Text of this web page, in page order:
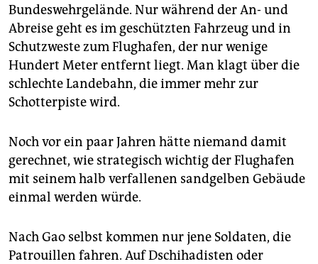
Bundeswehrgelände. Nur während der An- und
Abreise geht es im geschützten Fahrzeug und in
Schutzweste zum Flughafen, der nur wenige
Hundert Meter entfernt liegt. Man klagt über die
schlechte Landebahn, die immer mehr zur
Schotterpiste wird.
Noch vor ein paar Jahren hätte niemand damit
gerechnet, wie strategisch wichtig der Flughafen
mit seinem halb verfallenen sandgelben Gebäude
einmal werden würde.
Nach Gao selbst kommen nur jene Soldaten, die
Patrouillen fahren. Auf Dschihadisten oder